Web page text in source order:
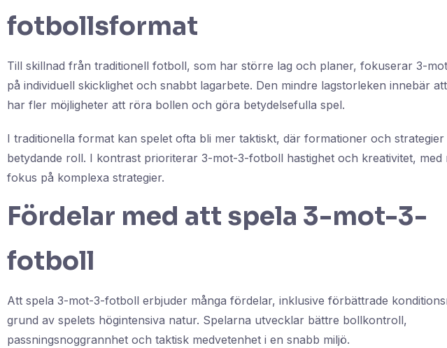
fotbollsformat
Till skillnad från traditionell fotboll, som har större lag och planer, fokuserar 3-
på individuell skicklighet och snabbt lagarbete. Den mindre lagstorleken innebär
har fler möjligheter att röra bollen och göra betydelsefulla spel.
I traditionella format kan spelet ofta bli mer taktiskt, där formationer och strategier
betydande roll. I kontrast prioriterar 3-mot-3-fotboll hastighet och kreativitet, med
fokus på komplexa strategier.
Fördelar med att spela 3-mot-3-
fotboll
Att spela 3-mot-3-fotboll erbjuder många fördelar, inklusive förbättrade
grund av spelets högintensiva natur. Spelarna utvecklar bättre bollkontroll,
passningsnoggrannhet och taktisk medvetenhet i en snabb miljö.